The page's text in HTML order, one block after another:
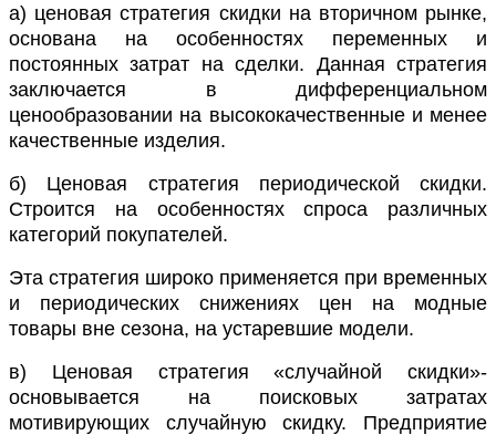
а) ценовая стратегия скидки на вторичном рынке,
основана на особенностях переменных и
постоянных затрат на сделки. Данная стратегия
заключается в дифференциальном
ценообразовании на высококачественные и менее
качественные изделия.
б) Ценовая стратегия периодической скидки.
Строится на особенностях спроса различных
категорий покупателей.
Эта стратегия широко применяется при временных
и периодических снижениях цен на модные
товары вне сезона, на устаревшие модели.
в) Ценовая стратегия «случайной скидки»-
основывается на поисковых затратах
мотивирующих случайную скидку. Предприятие